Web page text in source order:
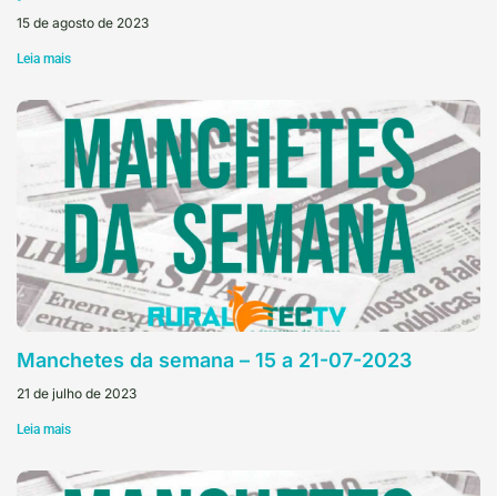
15 de agosto de 2023
Leia mais
Manchetes da semana – 15 a 21-07-2023
21 de julho de 2023
Leia mais